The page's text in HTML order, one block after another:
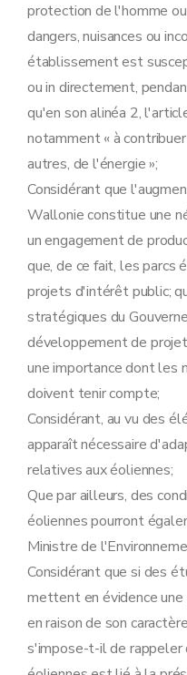
protection de l'homme
dangers, nuisances ou
établissement est
ou in directement,
qu'en son alinéa 2,
notamment « à
autres, de l'énergie »;
Considérant que
Wallonie constitue une
un engagement de
que, de ce fait, les parcs
projets d'intérêt public;
stratégiques du
développement de
une importance dont les
doivent tenir compte;
Considérant, au vu des
apparaît nécessaire
relatives aux éoliennes;
Que par ailleurs, des
éoliennes pourront
Ministre de
Considérant que si des
mettent en évidence
en raison de son
s'impose-t-il de rappeler